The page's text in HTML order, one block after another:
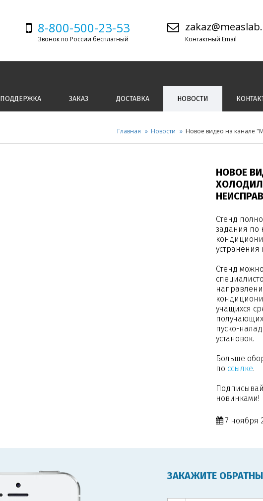
8-800-500-23-53
Звонок по России бесплатный Контактный Email
ПОДДЕРЖКА ЗАКАЗ ДОСТАВКА НОВОСТИ
Главная Новости Новое видео на канале
НОВОЕ
Стенд
задания по
устранения
Стенд
учащихся
пуско-
установок.
Больше
по ссылке.
новинками!
7 ноября
ЗАКАЖИТЕ